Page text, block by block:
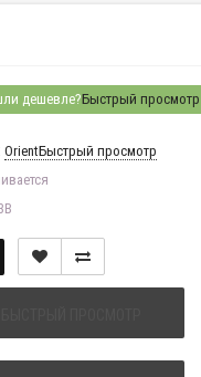
дешевле?Быстрый просмотр
OrientБыстрый просмотр